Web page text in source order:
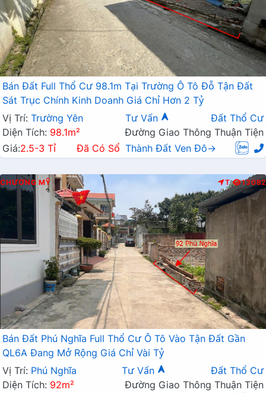
Bán Đất Full Thổ Cư 98.1m Tại Trường Ô Tô Đỗ Tận Đất
Sát Trục Chính Kinh Doanh Giá Chỉ Hơn 2 Tỷ
Vị Trí: Trường Yên Tư Vấn
Đất Thổ Cư
Diện Tích: 98.1m²
Đường Giao Thông Thuận Tiện
Giá:2.5-3 Tỉ Đã Có Sổ Thành Đất Ven Đô→
CHƯƠNG MỸ T 13082
Bán Đất Phú Nghĩa Full Thổ Cư Ô Tô Vào Tận Đất Gần
QL6A Đang Mở Rộng Giá Chỉ Vài Tỷ
Vị Trí: Phú Nghĩa Tư Vấn
Đất Thổ Cư
Diện Tích: 92m²
Đường Giao Thông Thuận Tiện